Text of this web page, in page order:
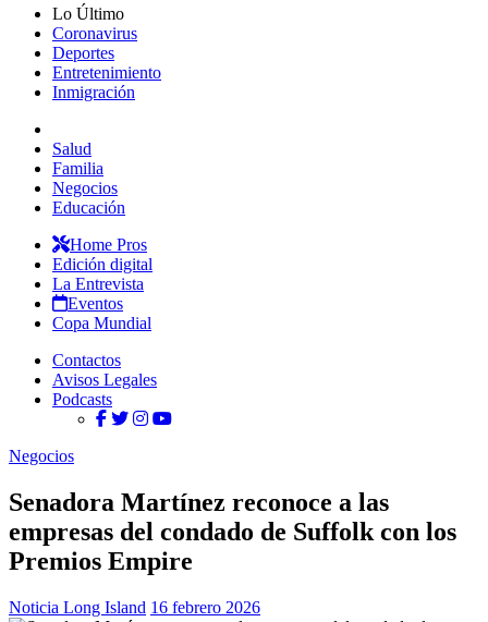
Lo Último
Coronavirus
Deportes
Entretenimiento
Inmigración
Salud
Familia
Negocios
Educación
Home Pros
Edición digital
La Entrevista
Eventos
Copa Mundial
Contactos
Avisos Legales
Podcasts
Negocios
Senadora Martínez reconoce a las
empresas del condado de Suffolk con los
Premios Empire
Noticia Long Island 16 febrero 2026